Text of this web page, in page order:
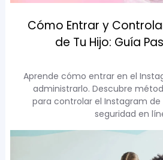
Cómo Entrar y
de Tu Hijo: Guía
Aprende cómo entrar en el
administrarlo. Descubre
para controlar el Instagram
seguridad en